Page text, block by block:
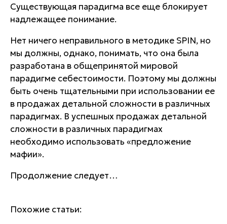
Существующая парадигма все еще блокирует
надлежащее понимание.
Нет ничего неправильного в методике SPIN, но
мы должны, однако, понимать, что она была
разработана в общепринятой мировой
парадигме себестоимости. Поэтому мы должны
быть очень тщательными при использовании ее
в продажах детальной сложности в различных
парадигмах. В успешных продажах детальной
сложности в различных парадигмах
необходимо использовать «предложение
мафии».
Продолжение следует…
Похожие статьи: